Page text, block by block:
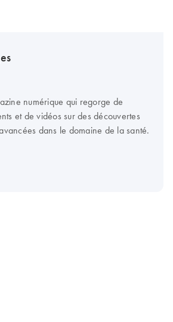
numérique qui regorge de
et de vidéos sur des découvertes
dans le domaine de la santé.